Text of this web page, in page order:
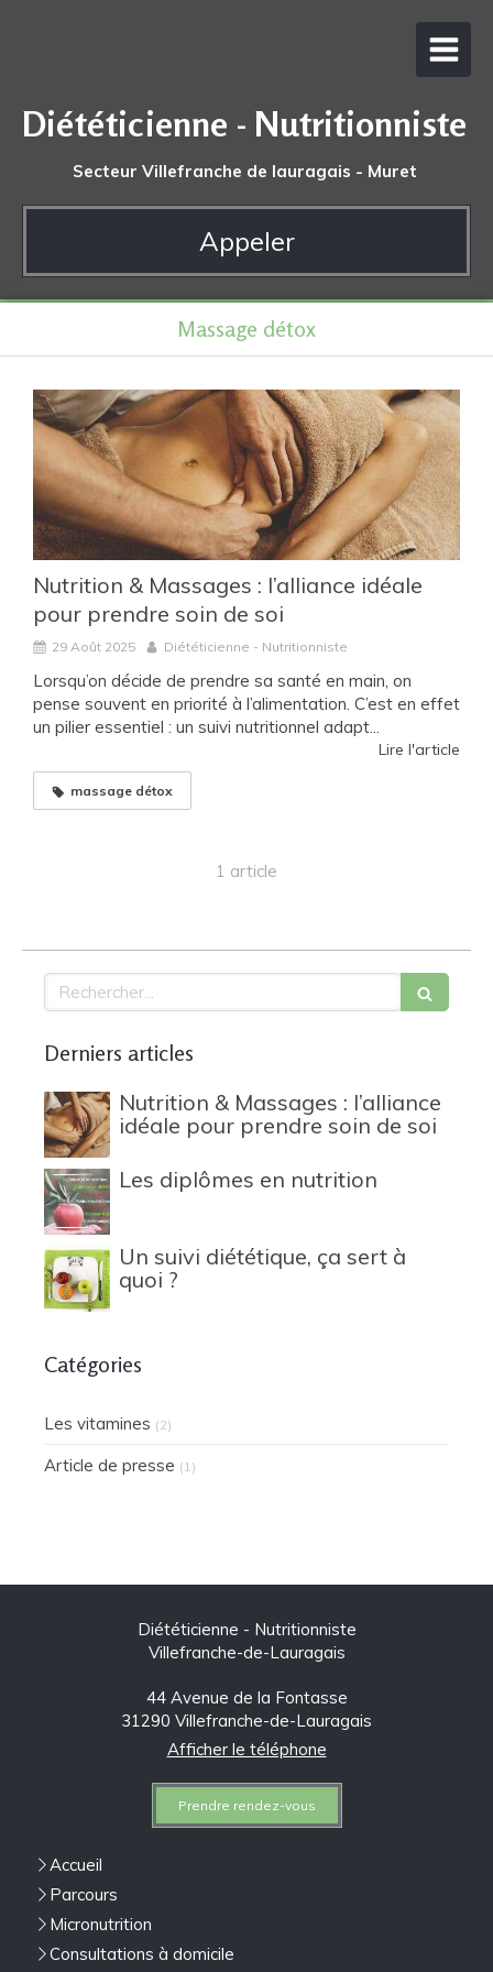
Diététicienne - Nutritionniste
Secteur Villefranche de lauragais - Muret
Appeler
Massage détox
Nutrition & Massages : l’alliance idéale
pour prendre soin de soi
29 Août 2025 Diététicienne - Nutritionniste
Lorsqu’on décide de prendre sa santé en main, on
pense souvent en priorité à l’alimentation. C’est en effet
un pilier essentiel : un suivi nutritionnel adapt...
Lire l'article
massage détox
1 article
Rechercher
Derniers articles
Nutrition & Massages : l’alliance
idéale pour prendre soin de soi
Les diplômes en nutrition
Un suivi diététique, ça sert à
quoi ?
Catégories
Les vitamines (2)
Article de presse (1)
Diététicienne - Nutritionniste
Villefranche-de-Lauragais
44 Avenue de la Fontasse
31290 Villefranche-de-Lauragais
Afficher le téléphone
Prendre rendez-vous
Accueil
Parcours
Micronutrition
Consultations à domicile